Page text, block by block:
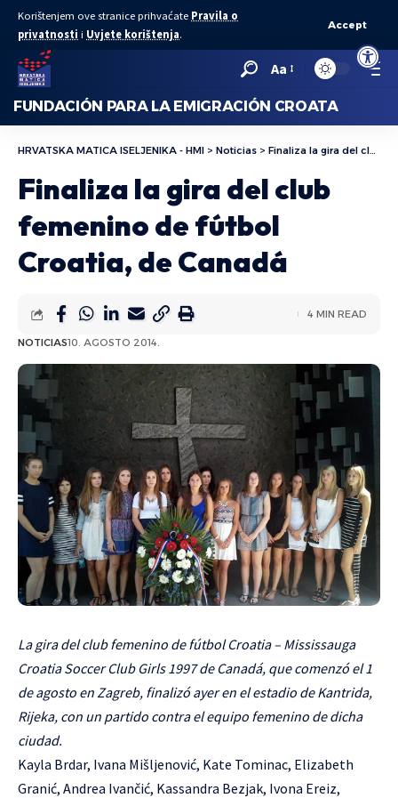
Abrir
Korištenjem ove stranice prihvaćate Pravila o
privatnosti i Uvjete korištenja.
Accept
Aa
FUNDACIÓN PARA LA EMIGRACIÓN CROATA
HRVATSKA MATICA ISELJENIKA - HMI > Noticias > Finaliza la gira del club femenino de fútbol Croatia, de Canadá
Finaliza la gira del club
femenino de fútbol
Croatia, de Canadá
NOTICIAS10. AGOSTO 2014.
4 MIN READ
La gira del club femenino de fútbol Croatia – Mississauga
Croatia Soccer Club Girls 1997 de Canadá, que comenzó el 1
de agosto en Zagreb, finalizó ayer en el estadio de Kantrida,
Rijeka, con un partido contra el equipo femenino de dicha
ciudad.
Kayla Brdar, Ivana Mišljenović, Kate Tominac, Elizabeth
Granić, Andrea Ivančić, Kassandra Bezjak, Ivona Ereiz,